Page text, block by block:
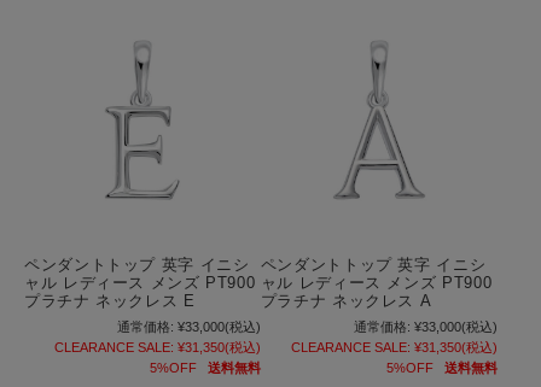
ペンダントトップ 英字 イニシ
ャル レディース メンズ PT900
プラチナ ネックレス E
通常価格: ¥33,000(税込)
CLEARANCE SALE: ¥31,350(税込)
5%OFF
送料無料
ペンダントトップ 英字 イニシ
ャル レディース メンズ PT900
プラチナ ネックレス A
通常価格: ¥33,000(税込)
CLEARANCE SALE: ¥31,350(税込)
5%OFF
送料無料